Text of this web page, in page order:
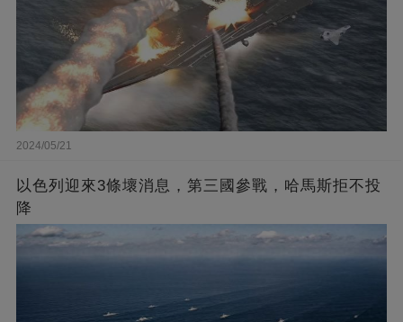
2024/05/21
以色列迎來3條壞消息，第三國參戰，哈馬斯拒不投
降